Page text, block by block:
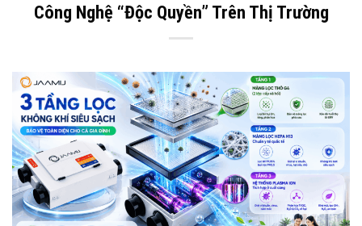
Công Nghệ “Độc Quyền” Trên Thị Trường